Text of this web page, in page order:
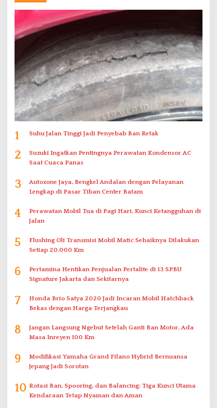
1 Suhu Jalan Tinggi Jadi Penyebab Ban Retak
2
Suzuki Ingatkan Pentingnya Perawatan Kondensor AC
Saat Cuaca Panas
3
Autozone Jaya, Bengkel Andalan dengan Pelayanan
Lengkap di Pasar Tiban Center Batam
4
Perawatan Mobil Tua di Pagi Hari, Kunci Ketangguhan di
Jalan
5
Flushing Oli Transmisi Mobil Matic Sebaiknya Dilakukan
Setiap 20.000 Km
6
Pertamina Hentikan Penjualan Pertalite di 13 SPBU
Signature Jakarta dan Sekitarnya
7
Honda Brio Satya 2020 Jadi Incaran Mobil Hatchback
Bekas dengan Harga Terjangkau
8
Jangan Langsung Ngebut Setelah Ganti Ban Motor, Ada
Masa Inreyen 100 Km
9
Modifikasi Yamaha Grand Filano Hybrid Bernuansa
Jepang Jadi Sorotan
10 Rotasi Ban, Spooring, dan Balancing: Tiga Kunci Utama
Kendaraan Tetap Nyaman dan Aman